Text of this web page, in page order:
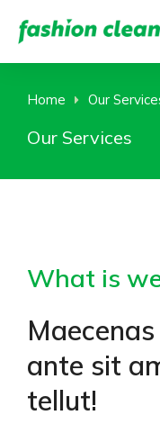
You are here:
Home Our
Our Services
What is
ante sit
tellut!